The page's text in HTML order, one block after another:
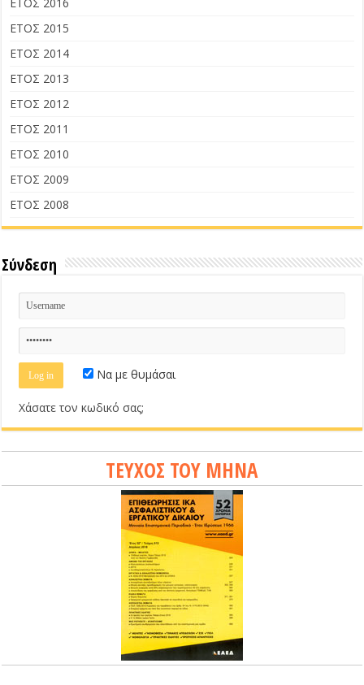
ΕΤΟΣ 2016
ΕΤΟΣ 2015
ΕΤΟΣ 2014
ΕΤΟΣ 2013
ΕΤΟΣ 2012
ΕΤΟΣ 2011
ΕΤΟΣ 2010
ΕΤΟΣ 2009
ΕΤΟΣ 2008
Σύνδεση
Να με θυμάσαι
Χάσατε τον κωδικό σας;
ΤΕΥΧΟΣ ΤΟΥ ΜΗΝΑ